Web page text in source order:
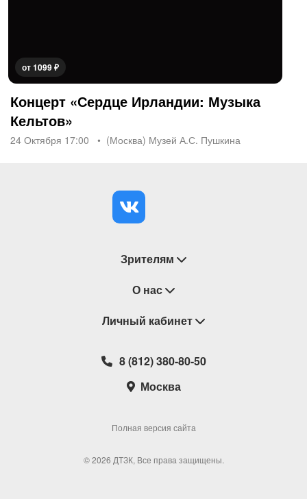
от 1099 ₽
Концерт «Сердце Ирландии: Музыка
Кельтов»
24 Октября 17:00 (Москва) Музей А.С. Пушкина
Зрителям
Восстановление билетов
Замена / Отмена / Перенос мероприятий
Возврат билетов
Новости
О нас
О компании
Театральные кассы
Наши партнеры
Школьная программа
Личный кабинет
Избранное
8 (812) 380-80-50
Москва
Полная версия сайта
© 2026 ДТЗК, Все права защищены.